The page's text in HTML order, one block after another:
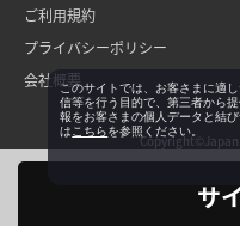
サ
ご利用規約
プライバシーポリシー
会社概要
Copyright©Japan
このサイトでは、お客さまに適
信等を行う目的で、第三者から
報をお客さまの個人データと結
は こちらを参照ください。